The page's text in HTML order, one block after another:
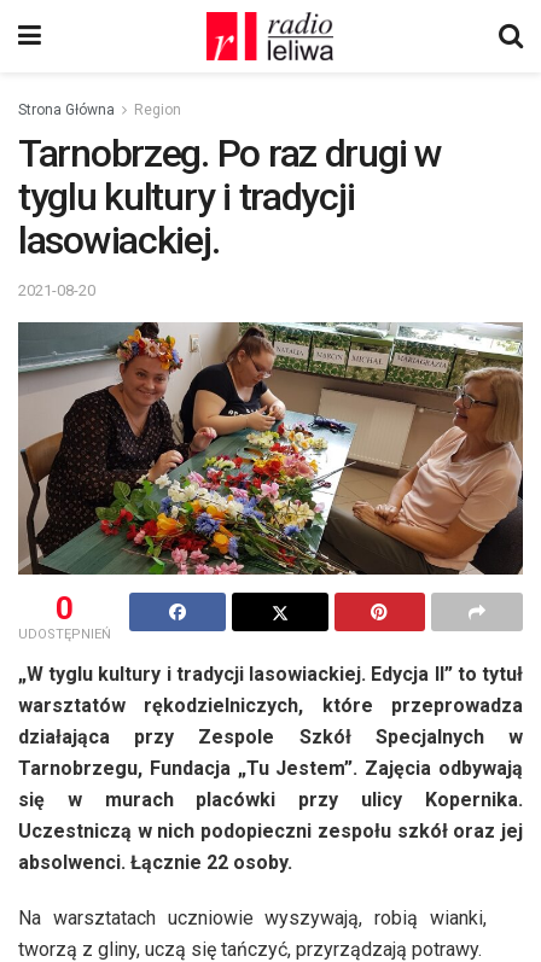
Strona Główna Region
Tarnobrzeg. Po raz drugi w
tyglu kultury i tradycji
lasowiackiej.
2021-08-20
0
UDOSTĘPNIEŃ
„W tyglu kultury i tradycji lasowiackiej. Edycja II” to tytuł
warsztatów rękodzielniczych, które przeprowadza
działająca przy Zespole Szkół Specjalnych w
Tarnobrzegu, Fundacja „Tu Jestem”. Zajęcia odbywają
się w murach placówki przy ulicy Kopernika.
Uczestniczą w nich podopieczni zespołu szkół oraz jej
absolwenci. Łącznie 22 osoby.
Na warsztatach uczniowie wyszywają, robią wianki,
tworzą z gliny, uczą się tańczyć, przyrządzają potrawy.